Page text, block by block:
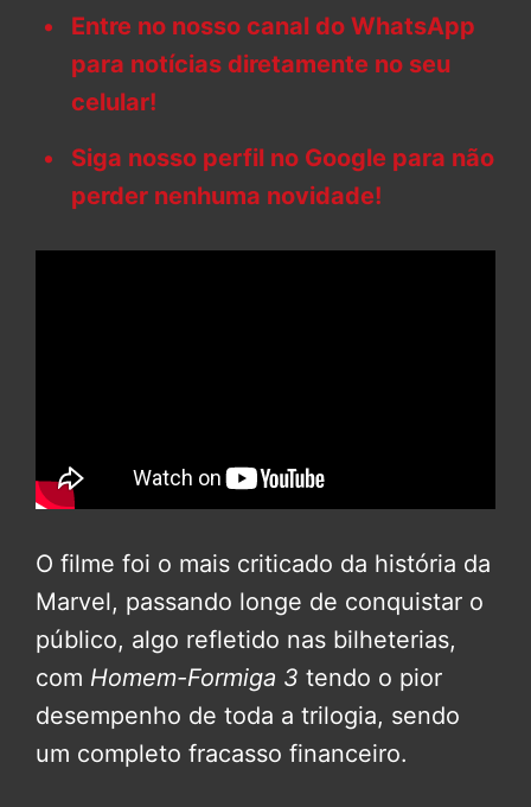
Entre no nosso canal do WhatsApp
para notícias diretamente no seu
celular!
Siga nosso perfil no Google para não
perder nenhuma novidade!
O filme foi o mais criticado da história da
Marvel, passando longe de conquistar o
público, algo refletido nas bilheterias,
com Homem-Formiga 3 tendo o pior
desempenho de toda a trilogia, sendo
um completo fracasso financeiro.